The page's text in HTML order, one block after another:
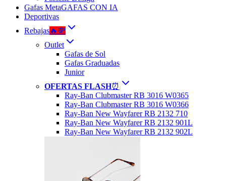
Gafas MetaGAFAS CON IA
Deportivas
Rebajas🔥💸
Outlet
Gafas de Sol
Gafas Graduadas
Junior
OFERTAS FLASH⏰
Ray-Ban Clubmaster RB 3016 W0365
Ray-Ban Clubmaster RB 3016 W0366
Ray-Ban New Wayfarer RB 2132 710
Ray-Ban New Wayfarer RB 2132 901L
Ray-Ban New Wayfarer RB 2132 902L